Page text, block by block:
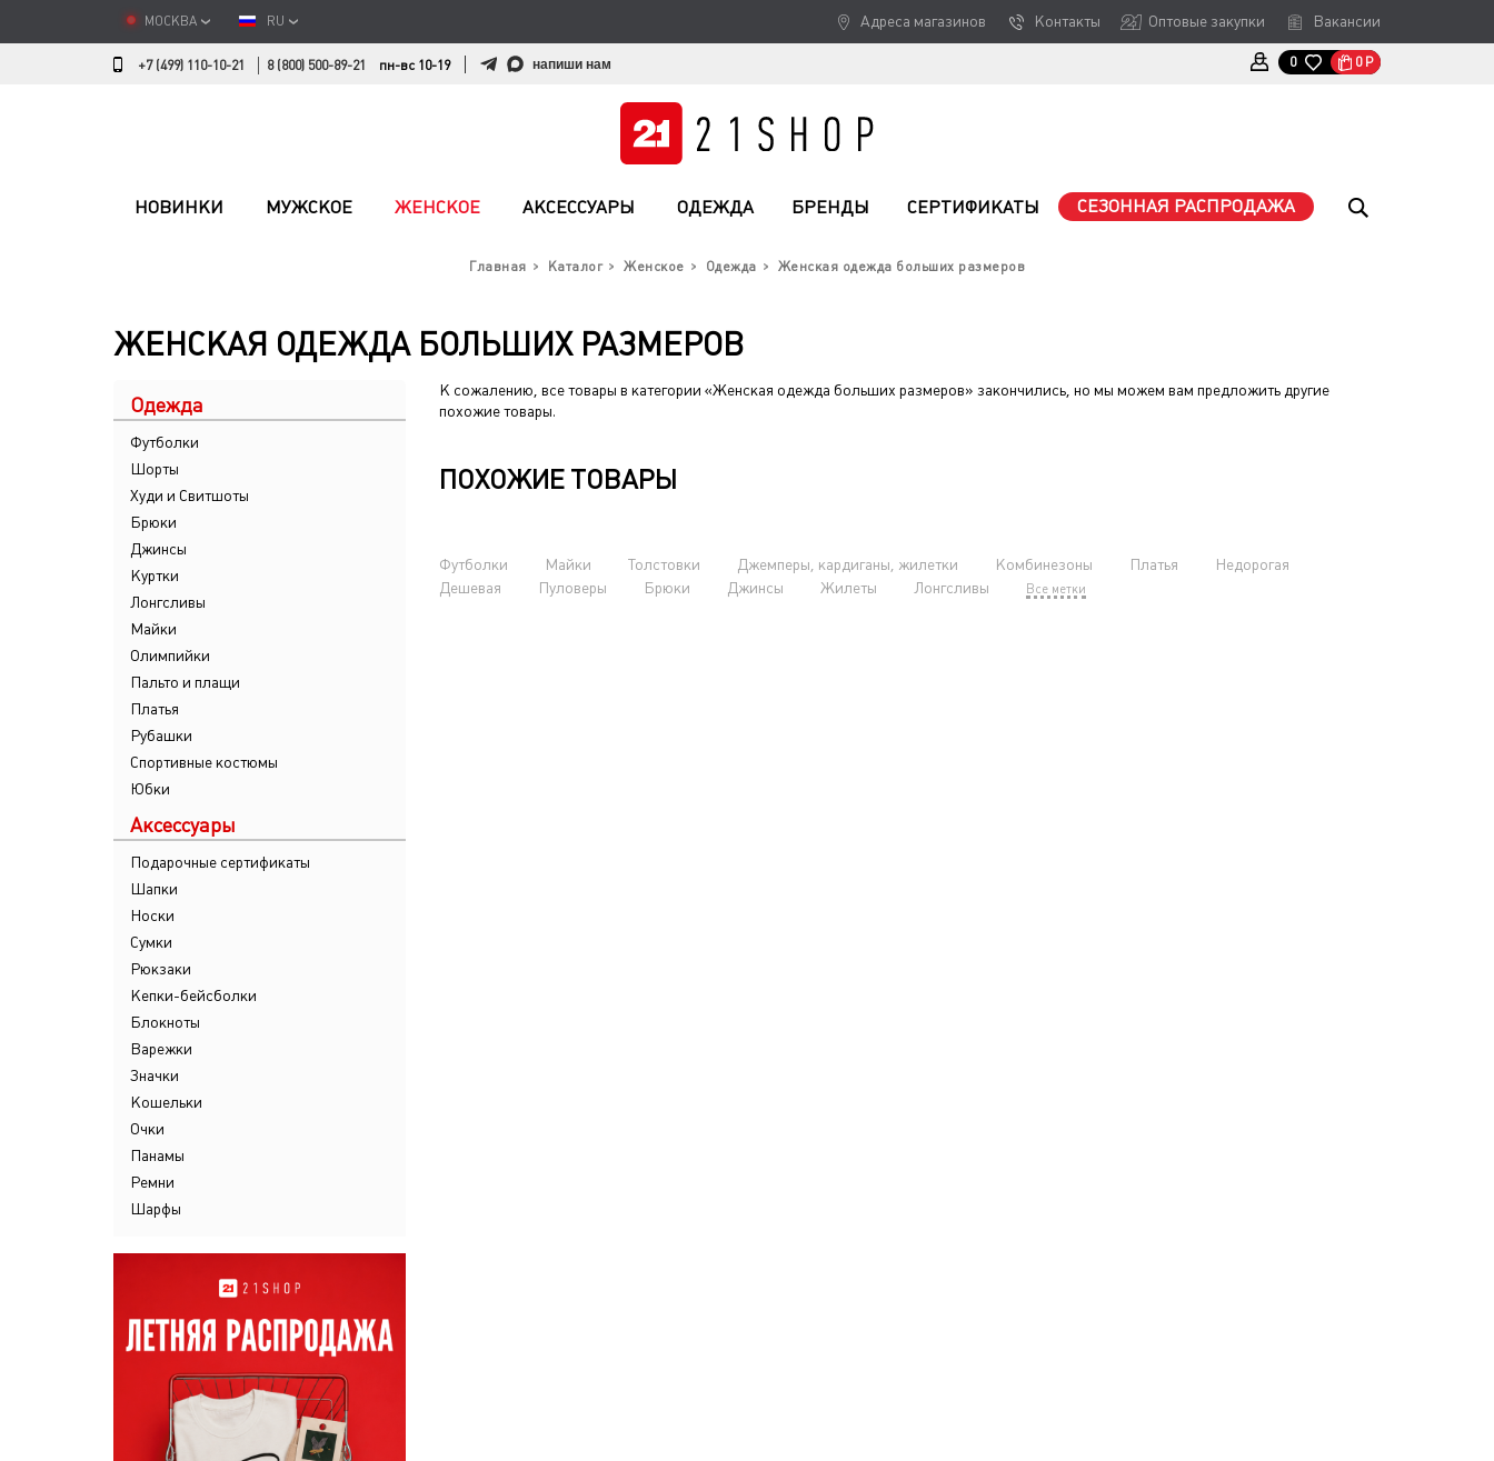
МОСКВА RU Адреса магазинов Контакты Оптовые закупки Вакансии
+7 (499) 110-10-21 8 (800) 500-89-21 пн-вс 10-19 напиши нам 0 0 Р
НОВИНКИ МУЖСКОЕ ЖЕНСКОЕ АКСЕССУАРЫ ОДЕЖДА БРЕНДЫ СЕРТИФИКАТЫ СЕЗОННАЯ РАСПРОДАЖА
Главная Каталог Женское Одежда Женская одежда больших размеров
ЖЕНСКАЯ ОДЕЖДА БОЛЬШИХ РАЗМЕРОВ
Одежда
Футболки
Шорты
Худи и Свитшоты
Брюки
Джинсы
Куртки
Лонгсливы
Майки
Олимпийки
Пальто и плащи
Платья
Рубашки
Спортивные костюмы
Юбки
Аксессуары
Подарочные сертификаты
Шапки
Носки
Сумки
Рюкзаки
Кепки-бейсболки
Блокноты
Варежки
Значки
Кошельки
Очки
Панамы
Ремни
Шарфы
К сожалению, все товары в категории «Женская одежда больших размеров» закончились, но мы можем вам предложить другие
похожие товары.
ПОХОЖИЕ ТОВАРЫ
Футболки Майки Толстовки Джемперы, кардиганы, жилетки Комбинезоны Платья
Недорогая
Дешевая
Пуловеры Брюки Джинсы Жилеты Лонгсливы Все метки